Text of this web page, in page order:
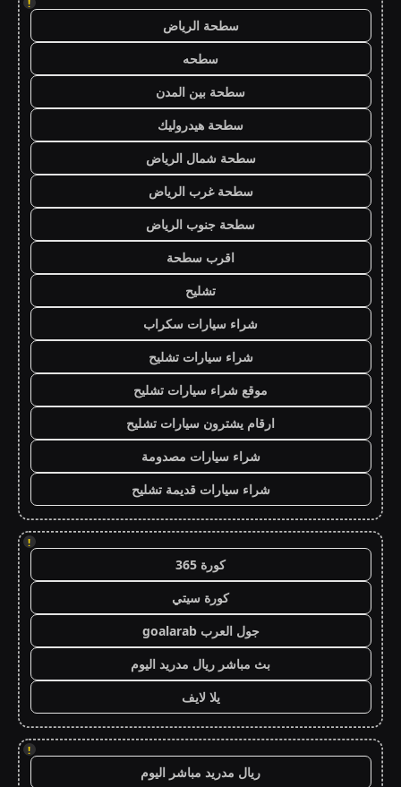
!
سطحة الرياض
سطحه
سطحة بين المدن
سطحة هيدروليك
سطحة شمال الرياض
سطحة غرب الرياض
سطحة جنوب الرياض
اقرب سطحة
تشليح
شراء سيارات سكراب
شراء سيارات تشليح
موقع شراء سيارات تشليح
ارقام يشترون سيارات تشليح
شراء سيارات مصدومة
شراء سيارات قديمة تشليح
!
كورة 365
كورة سيتي
جول العرب goalarab
بث مباشر ريال مدريد اليوم
يلا لايف
!
ريال مدريد مباشر اليوم